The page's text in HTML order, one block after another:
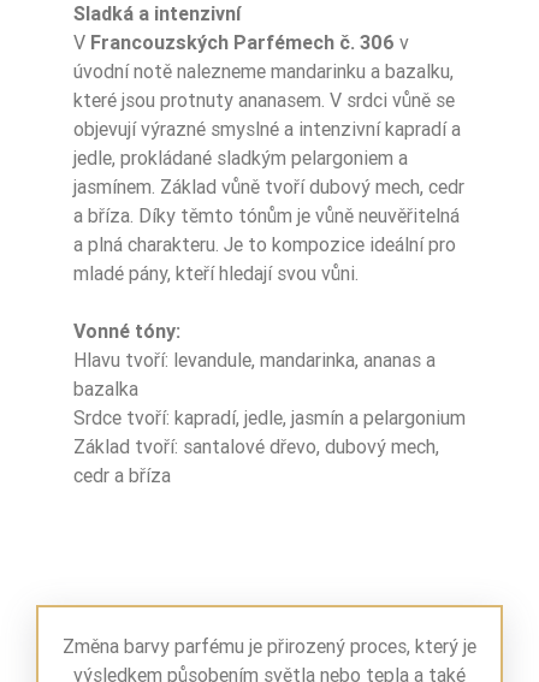
Sladká a intenzivní
V Francouzských Parfémech č. 306 v
úvodní notě nalezneme mandarinku a bazalku,
které jsou protnuty ananasem. V srdci vůně se
objevují výrazné smyslné a intenzivní kapradí a
jedle, prokládané sladkým pelargoniem a
jasmínem. Základ vůně tvoří dubový mech, cedr
a bříza. Díky těmto tónům je vůně neuvěřitelná
a plná charakteru. Je to kompozice ideální pro
mladé pány, kteří hledají svou vůni.
Vonné tóny:
Hlavu tvoří: levandule, mandarinka, ananas a
bazalka
Srdce tvoří: kapradí, jedle, jasmín a pelargonium
Základ tvoří: santalové dřevo, dubový mech,
cedr a bříza
Nuty Serca
Nuty Serca paproć
Nuty Serca jaśmin
Nuty Serca geranium
Nuty Bazy mech dębowy
Nuty Bazy brzoza
Nuty Bazy
drzewo sandało
Změna barvy parfému je přirozený proces, který je
výsledkem působením světla nebo tepla a také